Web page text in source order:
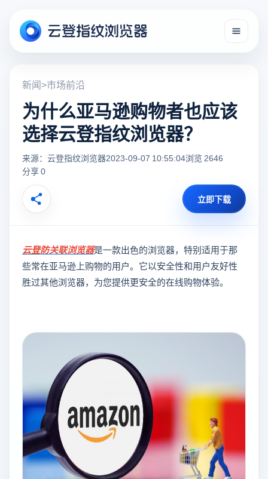
新闻>市场前沿
为什么亚马逊购物者也应该
选择云登指纹浏览器？
来源：云登指纹浏览器2023-09-07 10:55:04浏览 2646
分享 0
立即下载
云登防关联浏览器是一款出色的浏览器，特别适用于那
些常在亚马逊上购物的用户。它以安全性和用户友好性
胜过其他浏览器，为您提供更安全的在线购物体验。